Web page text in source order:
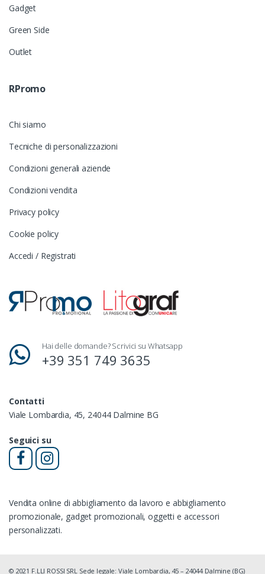
Gadget
Green Side
Outlet
RPromo
Chi siamo
Tecniche di personalizzazioni
Condizioni generali aziende
Condizioni vendita
Privacy policy
Cookie policy
Accedi / Registrati
Hai delle domande? Scrivici su Whatsapp
+39 351 749 3635
Contatti
Viale Lombardia, 45, 24044 Dalmine BG
Seguici su
Vendita online di abbigliamento da lavoro e abbigliamento
promozionale, gadget promozionali, oggetti e accessori
personalizzati.
© 2021 F.LLI ROSSI SRL Sede legale: Viale Lombardia, 45 – 24044 Dalmine (BG)